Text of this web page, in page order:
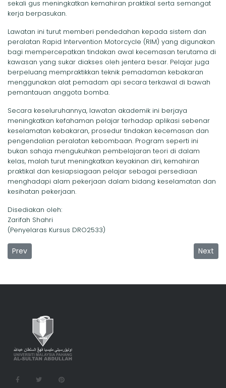
sekali gus meningkatkan kemahiran praktikal serta semangat
kerja berpasukan.
Lawatan ini turut memberi pendedahan kepada sistem dan
peralatan Rapid Intervention Motorcycle (RIM) yang digunakan
bagi mempercepatkan tindakan awal kecemasan terutama di
kawasan yang sukar diakses oleh jentera besar. Pelajar juga
berpeluang mempraktikkan teknik pemadaman kebakaran
menggunakan alat pemadam api secara terkawal di bawah
pemantauan anggota bomba.
Secara keseluruhannya, lawatan akademik ini berjaya
meningkatkan kefahaman pelajar terhadap aplikasi sebenar
keselamatan kebakaran, prosedur tindakan kecemasan dan
pengendalian peralatan kebombaan. Program seperti ini
bukan sahaja mengukuhkan pembelajaran teori di dalam
kelas, malah turut meningkatkan keyakinan diri, kemahiran
praktikal dan kesiapsiagaan pelajar sebagai persediaan
menghadapi alam pekerjaan dalam bidang keselamatan dan
kesihatan pekerjaan.
Disediakan oleh:
Zarifah Shahri
(Penyelaras Kursus DRO2533)
Previous article: FSTI Anjur Program Pemantapan Motivasi
Prev Next
Next